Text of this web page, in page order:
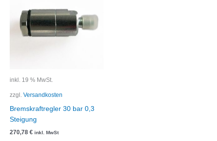
inkl. 19 % MwSt.
zzgl. Versandkosten
Bremskraftregler 30 bar 0,3
Steigung
270,78 € inkl. MwSt